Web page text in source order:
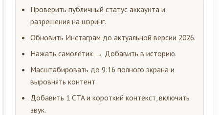
Проверить публичный статус аккаунта и
разрешения на шэринг.
Обновить Инстаграм до актуальной версии 2026.
Нажать самолётик → Добавить в историю.
Масштабировать до 9:16 полного экрана и
выровнять контент.
Добавить 1 CTA и короткий контекст, включить
звук.